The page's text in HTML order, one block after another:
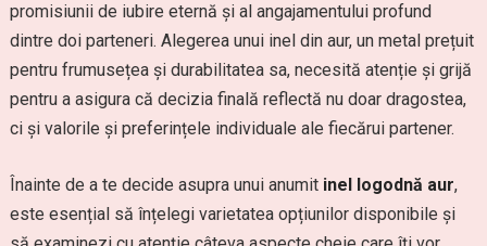
promisiunii de iubire eternă și al angajamentului profund
dintre doi parteneri. Alegerea unui inel din aur, un metal prețuit
pentru frumusețea și durabilitatea sa, necesită atenție și grijă
pentru a asigura că decizia finală reflectă nu doar dragostea,
ci și valorile și preferințele individuale ale fiecărui partener.
Înainte de a te decide asupra unui anumit inel logodnă aur,
este esențial să înțelegi varietatea opțiunilor disponibile și